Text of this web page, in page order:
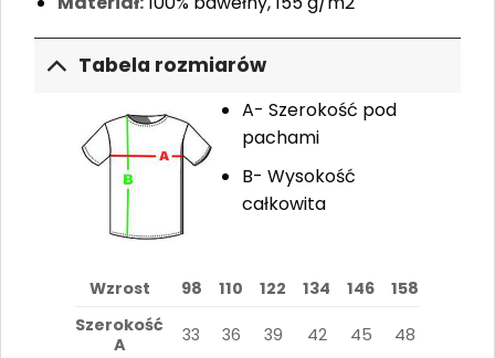
Tabela rozmiarów
A- Szerokość pod
pachami
B- Wysokość
całkowita
Wzrost 98 110 122 134 146
158
Szerokość
A
33 36 39 42 45 48